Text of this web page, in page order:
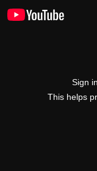
Sign
This helps